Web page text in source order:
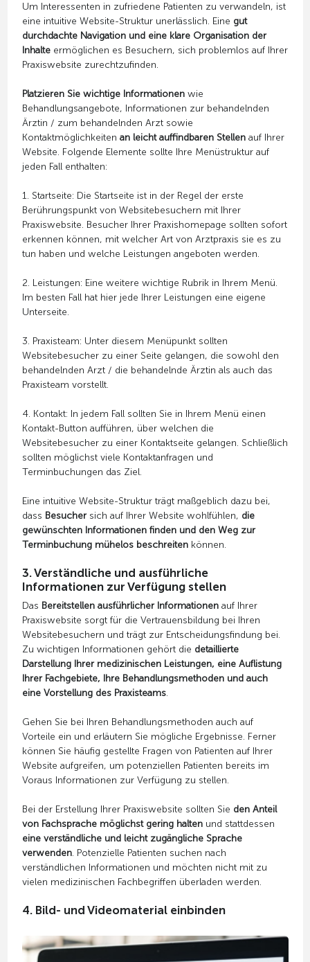
Um Interessenten in zufriedene Patienten zu verwandeln, ist
eine intuitive Website-Struktur unerlässlich. Eine gut
durchdachte Navigation und eine klare Organisation der
Inhalteermöglichen es Besuchern, sich problemlos auf Ihrer
Praxiswebsite zurechtzufinden.
Platzieren Sie wichtige Informationenwie
Behandlungsangebote, Informationen zur behandelnden
Ärztin / zum behandelnden Arzt sowie
Kontaktmöglichkeiten an leicht auffindbaren Stellenauf Ihrer
Website. Folgende Elemente sollte Ihre Menüstruktur auf
jeden Fall enthalten:
1. Startseite: Die Startseite ist in der Regel der erste
Berührungspunkt von Websitebesuchern mit Ihrer
Praxiswebsite. Besucher Ihrer Praxishomepage sollten sofort
erkennen können, mit welcher Art von Arztpraxis sie es zu
tun haben und welche Leistungen angeboten werden.
2. Leistungen: Eine weitere wichtige Rubrik in Ihrem Menü.
Im besten Fall hat hier jede Ihrer Leistungen eine eigene
Unterseite.
3. Praxisteam: Unter diesem Menüpunkt sollten
Websitebesucher zu einer Seite gelangen, die sowohl den
behandelnden Arzt / die behandelnde Ärztin als auch das
Praxisteam vorstellt.
4. Kontakt: In jedem Fall sollten Sie in Ihrem Menü einen
Kontakt-Button aufführen, über welchen die
Websitebesucher zu einer Kontaktseite gelangen. Schließlich
sollten möglichst viele Kontaktanfragen und
Terminbuchungen das Ziel.
Eine intuitive Website-Struktur trägt maßgeblich dazu bei,
dass Besuchersich auf Ihrer Website wohlfühlen, die
gewünschten Informationen finden und den Weg zur
Terminbuchung mühelos beschreitenkönnen.
3. Verständliche und ausführliche
Informationen zur Verfügung stellen
Das Bereitstellen ausführlicher Informationenauf Ihrer
Praxiswebsite sorgt für die Vertrauensbildung bei Ihren
Websitebesuchern und trägt zur Entscheidungsfindung bei.
Zu wichtigen Informationen gehört die detaillierte
Darstellung Ihrer medizinischen Leistungen, eine Auflistung
Ihrer Fachgebiete, Ihre Behandlungsmethoden und auch
eine Vorstellung des Praxisteams.
Gehen Sie bei Ihren Behandlungsmethoden auch auf
Vorteile ein und erläutern Sie mögliche Ergebnisse. Ferner
können Sie häufig gestellte Fragen von Patienten auf Ihrer
Website aufgreifen, um potenziellen Patienten bereits im
Voraus Informationen zur Verfügung zu stellen.
Bei der Erstellung Ihrer Praxiswebsite sollten Sie den Anteil
von Fachsprache möglichst gering haltenund stattdessen
eine verständliche und leicht zugängliche Sprache
verwenden. Potenzielle Patienten suchen nach
verständlichen Informationen und möchten nicht mit zu
vielen medizinischen Fachbegriffen überladen werden.
4. Bild- und Videomaterial einbinden